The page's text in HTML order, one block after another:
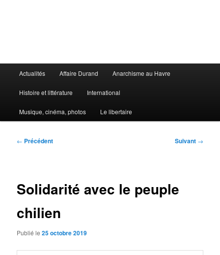
principal
Actualités Affaire Durand Anarchisme au Havre
Histoire et littérature International
Musique, cinéma, photos Le libertaire
Navigation
← Précédent Suivant →
Solidarité avec le peuple
chilien
Publié le25 octobre 2019